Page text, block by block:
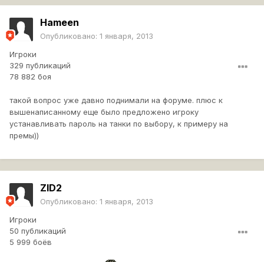
Hameen
Опубликовано: 1 января, 2013
Игроки
329 публикаций
78 882 боя
такой вопрос уже давно поднимали на форуме. плюс к
вышенаписанному еще было предложено игроку
устанавливать пароль на танки по выбору, к примеру на
премы))
ZID2
Опубликовано: 1 января, 2013
Игроки
50 публикаций
5 999 боёв